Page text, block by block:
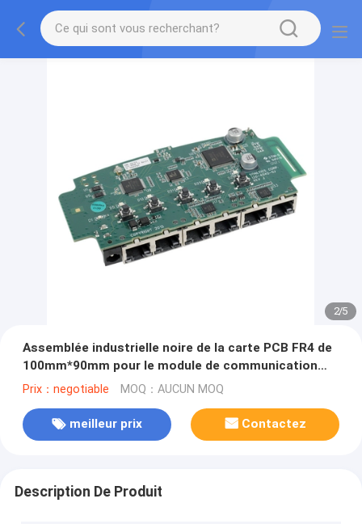
2/5
Assemblée industrielle noire de la carte PCB FR4 de
100mm*90mm pour le module de communication
sans fil
Prix：negotiable MOQ：AUCUN MOQ
meilleur prix Contactez
Description De Produit